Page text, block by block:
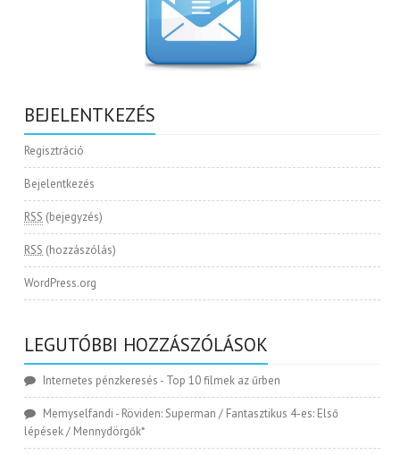
BEJELENTKEZÉS
Regisztráció
Bejelentkezés
RSS (bejegyzés)
RSS (hozzászólás)
WordPress.org
LEGUTÓBBI HOZZÁSZÓLÁSOK
Internetes pénzkeresés - Top 10 filmek az űrben
Memyselfandi - Röviden: Superman / Fantasztikus 4-es: Első
lépések / Mennydörgők*